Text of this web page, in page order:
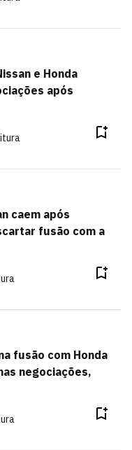
e Honda
após
caem após
fusão com a
fusão com Honda
negociações,